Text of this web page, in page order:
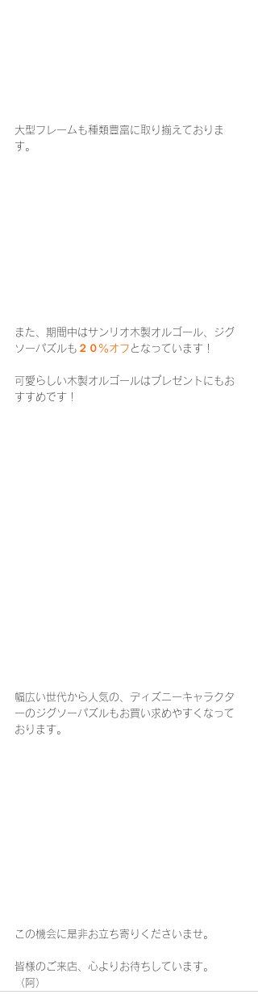
大型フレームも種類豊富に取り揃えておりま
す。
また、期間中はサンリオ木製オルゴール、ジグ
ソーパズルも ２０％オフ となっています！
可愛らしい木製オルゴールはプレゼントにもお
すすめです！
幅広い世代から人気の、ディズニーキャラクタ
ーのジグソーパズルもお買い求めやすくなって
おります。
この機会に是非お立ち寄りくださいませ。
皆様のご来店、心よりお待ちしています。
（阿）